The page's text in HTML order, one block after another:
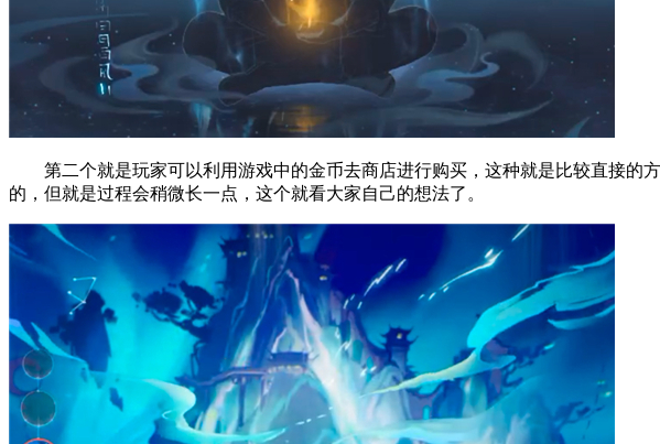
第二个就是玩家可以利用游戏中的金币去商店进行购买，这种就是比较直接的
的，但就是过程会稍微长一点，这个就看大家自己的想法了。